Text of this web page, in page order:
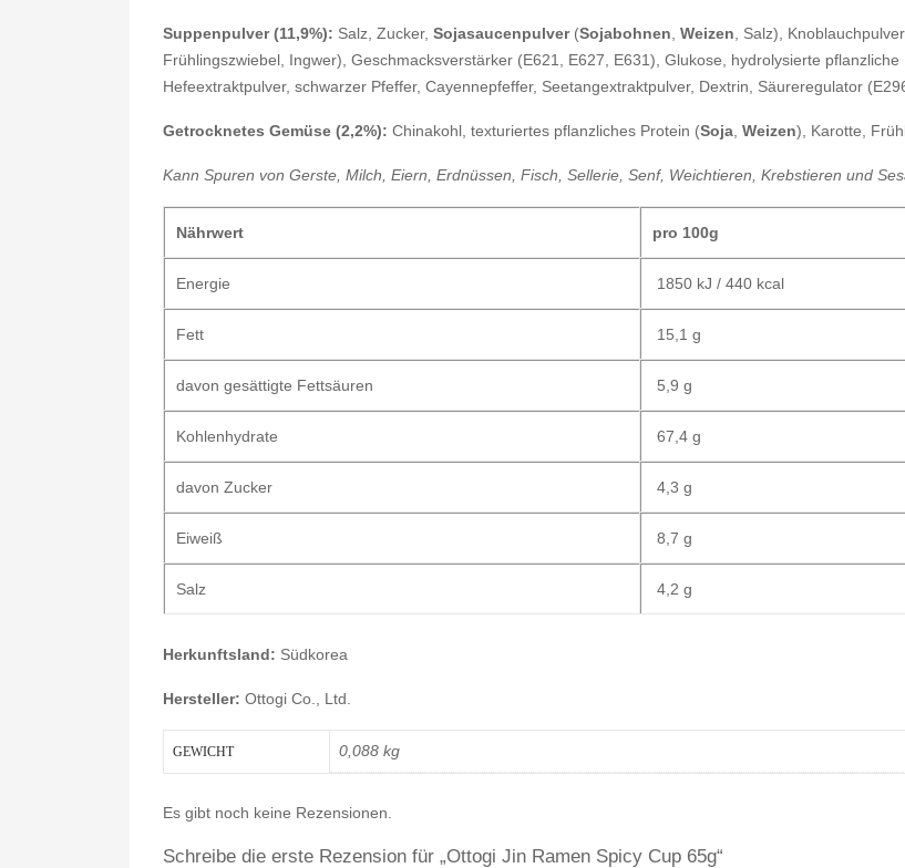
Suppenpulver (11,9%): Salz, Zucker, Sojasaucenpulver(Sojabohnen, Weizen, Salz),
Frühlingszwiebel, Ingwer), Geschmacksverstärker (E621, E627, E631), Glukose, hydrolysierte pflanzliche
Hefeextraktpulver, schwarzer Pfeffer, Cayennepfeffer, Seetangextraktpulver, Dextrin, Säureregulator
Getrocknetes Gemüse (2,2%): Chinakohl, texturiertes pflanzliches Protein (Soja, Weizen), Karotte,
Kann Spuren von Gerste, Milch, Eiern, Erdnüssen, Fisch, Sellerie, Senf, Weichtieren, Krebstieren und
Nährwert pro 100g
Energie 1850 kJ / 440 kcal
Fett 15,1 g
davon gesättigte Fettsäuren 5,9 g
Kohlenhydrate 67,4 g
davon Zucker 4,3 g
Eiweiß 8,7 g
Salz 4,2 g
Herkunftsland: Südkorea
Hersteller: Ottogi Co., Ltd.
GEWICHT 0,088 kg
Es gibt noch keine Rezensionen.
Schreibe die erste Rezension für „Ottogi Jin Ramen Spicy Cup 65g“